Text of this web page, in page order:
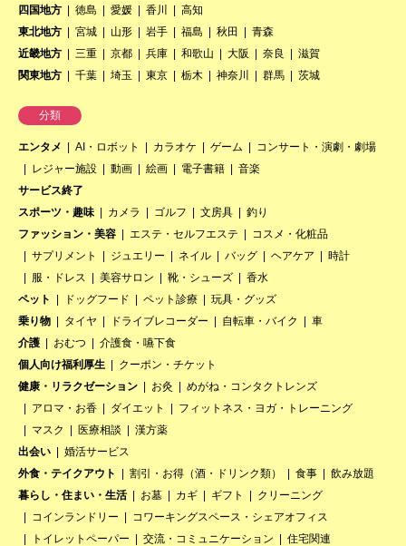
四国地方
徳島 愛媛 香川
高知
東北地方
宮城 山形 岩手 福島 秋田
青森
近畿地方
三重 京都 兵庫 和歌山 大阪 奈良
滋賀
関東地方
千葉 埼玉 東京 栃木 神奈川 群馬 茨城
分類
エンタメ AI・ロボット カラオケ ゲーム
コンサート・演劇・劇場
レジャー施設
動画 絵画 電子書籍
音楽
サービス終了
スポーツ・趣味
カメラ ゴルフ 文房具
釣り
ファッション・美容
エステ・セルフエステ
コスメ・化粧品
サプリメント
ジュエリー ネイル バッグ ヘアケア
時計
服・ドレス
美容サロン 靴・シューズ
香水
ペット
ドッグフード ペット診療
玩具・グッズ
乗り物
タイヤ ドライブレコーダー 自転車・バイク
車
介護
おむつ
介護食・嚥下食
個人向け福利厚生
クーポン・チケット
健康・リラクゼーション
お灸
めがね・コンタクトレンズ
アロマ・お香
ダイエット
フィットネス・ヨガ・トレーニング
マスク
医療相談
漢方薬
出会い
婚活サービス
外食・テイクアウト
割引・お得（酒・ドリンク類） 食事
飲み放題
暮らし・住まい・生活
お墓 カギ ギフト
クリーニング
コインランドリー
コワーキングスペース・シェアオフィス
トイレットペーパー
交流・コミュニケーション
住宅関連